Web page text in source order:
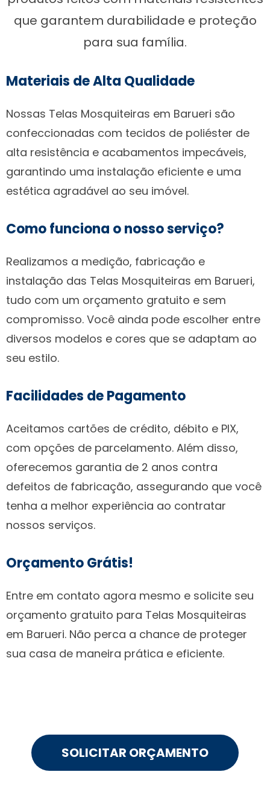
que garantem durabilidade e proteção
para sua família.
Materiais de Alta Qualidade
Nossas Telas Mosquiteiras em Barueri são
confeccionadas com tecidos de poliéster de
alta resistência e acabamentos impecáveis,
garantindo uma instalação eficiente e uma
estética agradável ao seu imóvel.
Como funciona o nosso serviço?
Realizamos a medição, fabricação e
instalação das Telas Mosquiteiras em Barueri,
tudo com um orçamento gratuito e sem
compromisso. Você ainda pode escolher entre
diversos modelos e cores que se adaptam ao
seu estilo.
Facilidades de Pagamento
Aceitamos cartões de crédito, débito e PIX,
com opções de parcelamento. Além disso,
oferecemos garantia de 2 anos contra
defeitos de fabricação, assegurando que você
tenha a melhor experiência ao contratar
nossos serviços.
Orçamento Grátis!
Entre em contato agora mesmo e solicite seu
orçamento gratuito para Telas Mosquiteiras
em Barueri. Não perca a chance de proteger
sua casa de maneira prática e eficiente.
SOLICITAR ORÇAMENTO